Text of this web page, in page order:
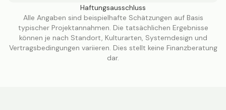
Haftungsausschluss
Alle Angaben sind beispielhafte Schätzungen auf Basis
typischer Projektannahmen. Die tatsächlichen Ergebnisse
können je nach Standort, Kulturarten, Systemdesign und
Vertragsbedingungen variieren. Dies stellt keine Finanzberatung
dar.